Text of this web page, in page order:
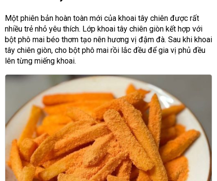
Một phiên bản hoàn toàn mới của khoai tây chiên được rất
nhiều trẻ nhỏ yêu thích. Lớp khoai tây chiên giòn kết hợp với
bột phô mai béo thơm tạo nên hương vị đậm đà. Sau khi khoai
tây chiên giòn, cho bột phô mai rồi lắc đều để gia vị phủ đều
lên từng miếng khoai.